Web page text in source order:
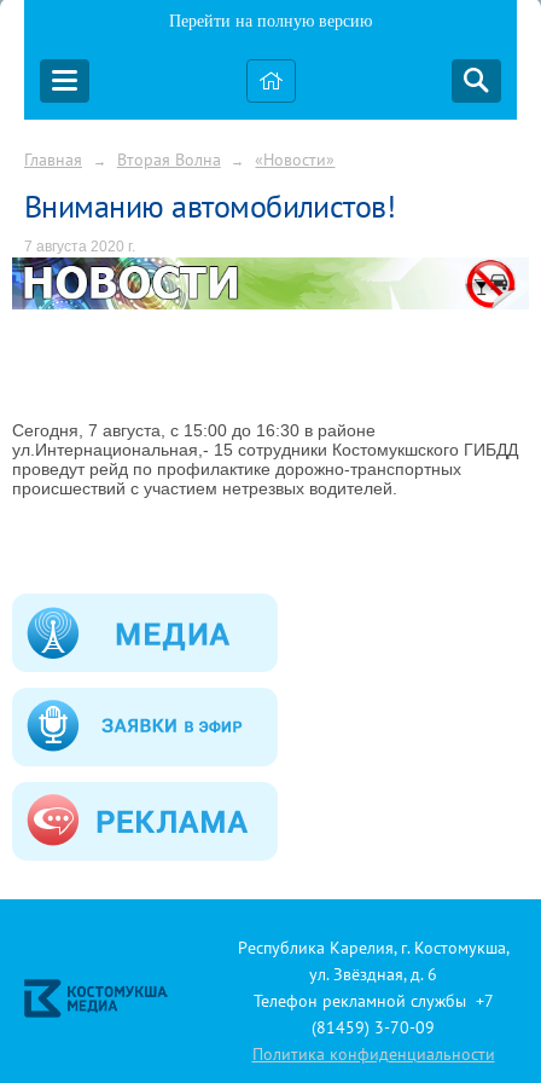
Перейти на полную версию
Главная → Вторая Волна → «Новости»
Вниманию автомобилистов!
7 августа 2020 г.
Сегодня, 7 августа, с 15:00 до 16:30 в районе
ул.Интернациональная,- 15 сотрудники Костомукшского ГИБДД
проведут рейд по профилактике дорожно-транспортных
происшествий с участием нетрезвых водителей.
Республика Карелия, г. Костомукша,
ул. Звёздная, д. 6
Телефон рекламной службы +7
(81459) 3-70-09
Политика конфиденциальности